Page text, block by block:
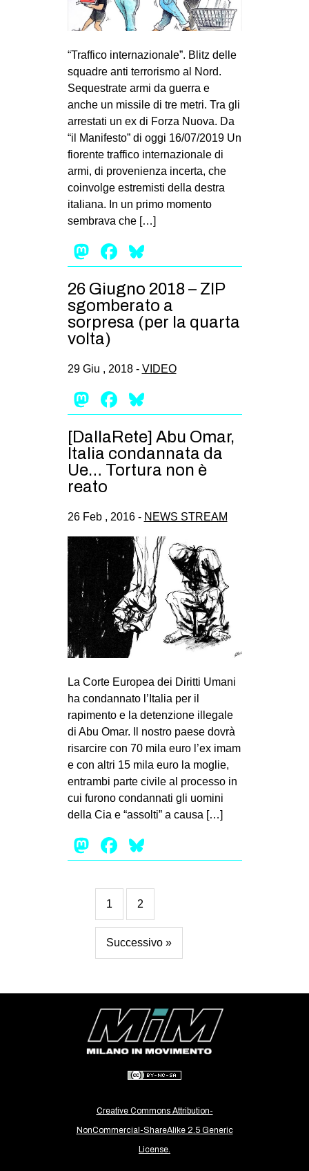
“Traffico internazionale”. Blitz delle
squadre anti terrorismo al Nord.
Sequestrate armi da guerra e
anche un missile di tre metri. Tra gli
arrestati un ex di Forza Nuova. Da
“il Manifesto” di oggi 16/07/2019 Un
fiorente traffico internazionale di
armi, di provenienza incerta, che
coinvolge estremisti della destra
italiana. In un primo momento
sembrava che […]
Mastodon
Facebook
26 Giugno 2018 – ZIP
sgomberato a
sorpresa (per la quarta
volta)
29 Giu , 2018 - VIDEO
Mastodon
Facebook
[DallaRete] Abu Omar,
Italia condannata da
Ue… Tortura non è
reato
26 Feb , 2016 - NEWS STREAM
La Corte Europea dei Diritti Umani
ha condannato l’Italia per il
rapimento e la detenzione illegale
di Abu Omar. Il nostro paese dovrà
risarcire con 70 mila euro l’ex imam
e con altri 15 mila euro la moglie,
entrambi parte civile al processo in
cui furono condannati gli uomini
della Cia e “assolti” a causa […]
Mastodon
Facebook
1 2
Successivo »
Creative Commons Attribution-
NonCommercial-ShareAlike 2.5 Generic
License.